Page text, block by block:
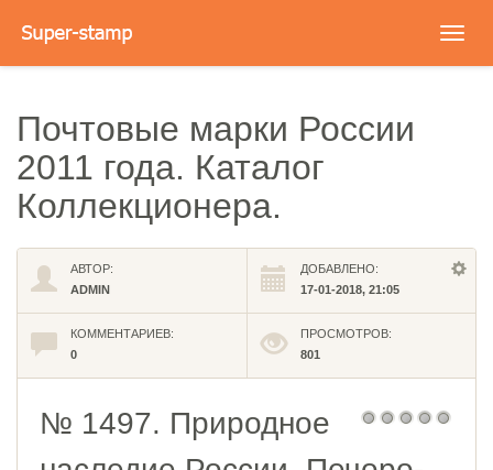
Почтовые марки России
2011 года. Каталог
Коллекционера.
АВТОР:
ADMIN
ДОБАВЛЕНО:
17-01-2018, 21:05
КОММЕНТАРИЕВ:
0
ПРОСМОТРОВ:
801
№ 1497. Природное